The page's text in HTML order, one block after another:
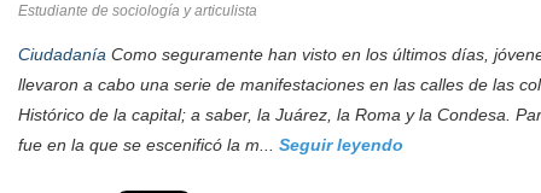
Estudiante de sociología y articulista
Ciudadanía Como seguramente han visto en los últimos días,
llevaron a cabo una serie de manifestaciones en las calles de las
Histórico de la capital; a saber, la Juárez, la Roma y la Condesa.
fue en la que se escenificó la m... Seguir leyendo